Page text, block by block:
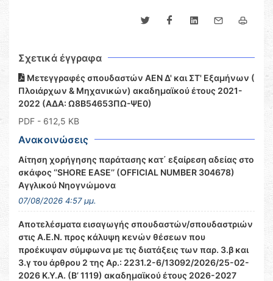
Σχετικά έγγραφα
Μετεγγραφές σπουδαστών ΑΕΝ Δ' και ΣΤ' Εξαμήνων (
Πλοιάρχων & Μηχανικών) ακαδημαϊκού έτους 2021-
2022 (ΑΔΑ: Ω8Β54653ΠΩ-ΨΕ0)
PDF - 612,5 KB
Ανακοινώσεις
Αίτηση χορήγησης παράτασης κατ΄ εξαίρεση αδείας στο
σκάφος ‘’SHORE EASE’’ (OFFICIAL NUMBER 304678)
Αγγλικού Νηογνώμονα
07/08/2026 4:57 μμ.
Αποτελέσματα εισαγωγής σπουδαστών/σπουδαστριών
στις Α.Ε.Ν. προς κάλυψη κενών θέσεων που
προέκυψαν σύμφωνα με τις διατάξεις των παρ. 3.β και
3.γ του άρθρου 2 της Αρ.: 2231.2-6/13092/2026/25-02-
2026 Κ.Υ.Α. (Β’ 1119) ακαδημαϊκού έτους 2026-2027